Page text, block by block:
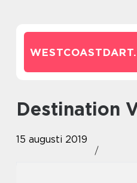
WESTCOASTDART.
Destination
15 augusti 2019